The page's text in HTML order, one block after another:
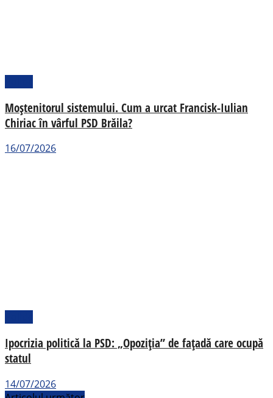
Moștenitorul sistemului. Cum a urcat Francisk-Iulian
Chiriac în vârful PSD Brăila?
16/07/2026
Ipocrizia politică la PSD: „Opoziția” de fațadă care ocupă
statul
14/07/2026